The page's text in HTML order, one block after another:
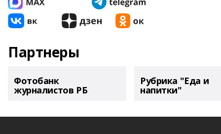
Партнеры
Фотобанк
журналистов РБ
Рубрика "Еда и
напитки"